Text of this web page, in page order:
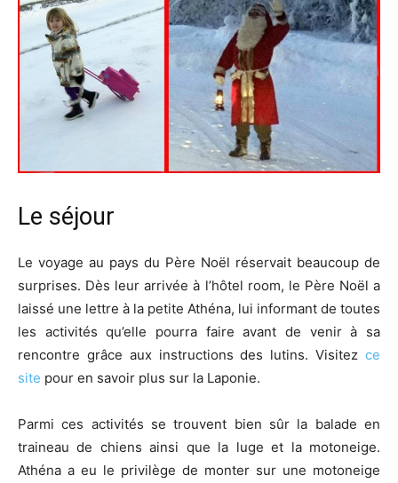
Le séjour
Le voyage au pays du Père Noël réservait beaucoup de
surprises. Dès leur arrivée à l’hôtel room, le Père Noël a
laissé une lettre à la petite Athéna, lui informant de toutes
les activités qu’elle pourra faire avant de venir à sa
rencontre grâce aux instructions des lutins. Visitez ce
site pour en savoir plus sur la Laponie.
Parmi ces activités se trouvent bien sûr la balade en
traineau de chiens ainsi que la luge et la motoneige.
Athéna a eu le privilège de monter sur une motoneige